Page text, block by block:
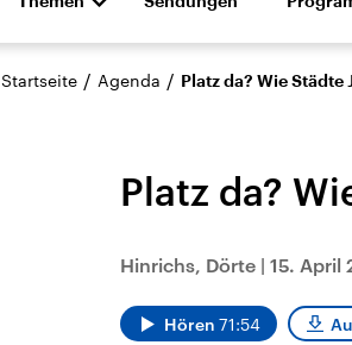
Die Nachrichten Politik
Hörspiel und Feature Musik
Anhalt 2026
Alle Informationen
Aktuelle
Analysen
Startseite / Agenda / Platz da? Wie
Platz da?
Hinrichs, Dörte | 15. April
Hören 71:54